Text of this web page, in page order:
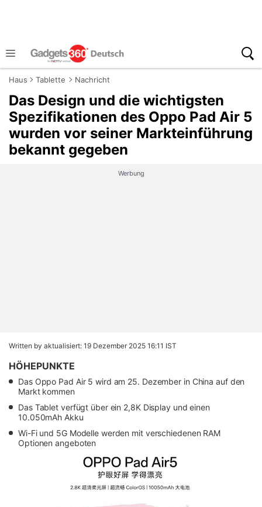
Haus Tablette Nachricht
Das Design und die wichtigsten
Spezifikationen des Oppo Pad Air 5
wurden vor seiner Markteinführung
bekannt gegeben
Werbung
Written by aktualisiert: 19 Dezember 2025 16:11 IST
HÖHEPUNKTE
Das Oppo Pad Air 5 wird am 25. Dezember in China auf den
Markt kommen
Das Tablet verfügt über ein 2,8K Display und einen
10.050mAh Akku
Wi-Fi und 5G Modelle werden mit verschiedenen RAM
Optionen angeboten